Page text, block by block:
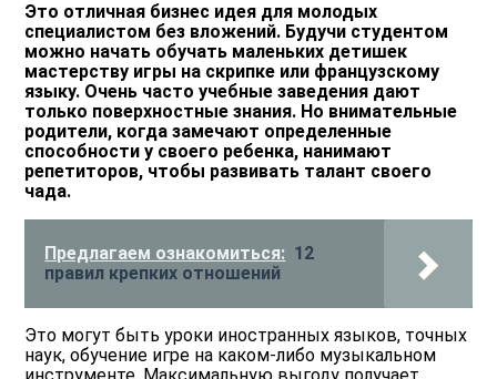
Это отличная бизнес идея для молодых
специалистом без вложений. Будучи студентом
можно начать обучать маленьких детишек
мастерству игры на скрипке или французскому
языку. Очень часто учебные заведения дают
только поверхностные знания. Но внимательные
родители, когда замечают определенные
способности у своего ребенка, нанимают
репетиторов, чтобы развивать талант своего
чада.
Предлагаем ознакомиться: 12
правил крепких отношений
Это могут быть уроки иностранных языков, точных
наук, обучение игре на каком-либо музыкальном